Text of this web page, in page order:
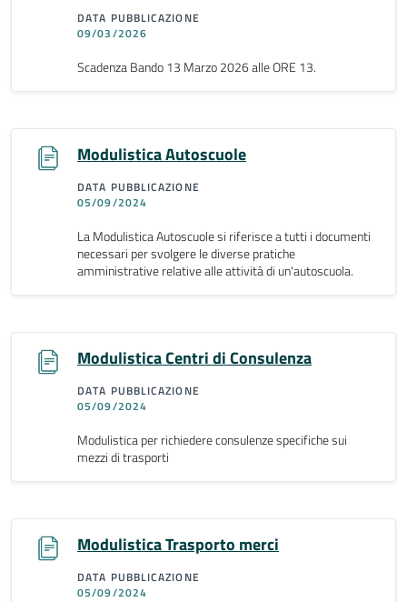
DATA PUBBLICAZIONE
09/03/2026
Scadenza Bando 13 Marzo 2026 alle ORE 13.
Modulistica Autoscuole
DATA PUBBLICAZIONE
05/09/2024
La Modulistica Autoscuole si riferisce a tutti i documenti
necessari per svolgere le diverse pratiche
amministrative relative alle attività di un'autoscuola.
Modulistica Centri di Consulenza
DATA PUBBLICAZIONE
05/09/2024
Modulistica per richiedere consulenze specifiche sui
mezzi di trasporti
Modulistica Trasporto merci
DATA PUBBLICAZIONE
05/09/2024